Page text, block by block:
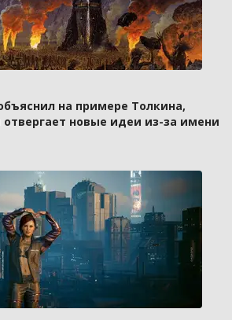
на примере Толкина,
новые идеи из-за имени